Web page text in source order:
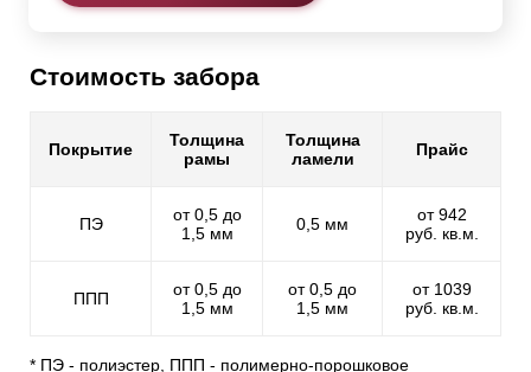
Стоимость забора
Покрытие
Толщина
рамы
Толщина
ламели
Прайс
ПЭ
от 0,5 до
1,5 мм
0,5 мм
от 942
руб. кв.м.
ППП
от 0,5 до
1,5 мм
от 0,5 до
1,5 мм
от 1039
руб. кв.м.
* ПЭ - полиэстер, ППП - полимерно-порошковое